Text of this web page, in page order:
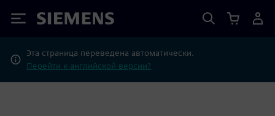
Siemens
Эта страница переведена автоматически.
Перейти к английской версии?